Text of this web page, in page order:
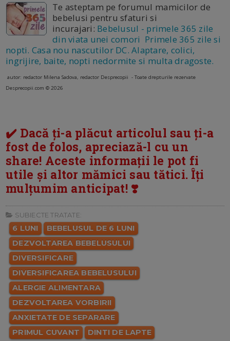
Te asteptam pe forumul mamicilor de
bebelusi pentru sfaturi si
incurajari: Bebelusul - primele 365 zile
din viata unei comori Primele 365 zile si
nopti. Casa nou nascutilor DC. Alaptare, colici,
ingrijire, baite, nopti nedormite si multa dragoste.
autor: redactor Milena Sadova, redactor Desprecopii - Toate drepturile rezervate
Desprecopii.com © 2026
✔️ Dacă ți-a plăcut articolul sau ți-a
fost de folos, apreciază-l cu un
share! Aceste informații le pot fi
utile și altor mămici sau tătici. Îți
mulțumim anticipat! ❣️
SUBIECTE TRATATE:
6 LUNI
BEBELUSUL DE 6 LUNI
DEZVOLTAREA BEBELUSULUI
DIVERSIFICARE
DIVERSIFICAREA BEBELUSULUI
ALERGIE ALIMENTARA
DEZVOLTAREA VORBIRII
ANXIETATE DE SEPARARE
PRIMUL CUVANT
DINTI DE LAPTE